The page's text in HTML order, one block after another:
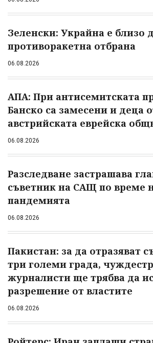
Зеленски: Украйна е близо
противоракетна отбрана
06.08.2026
АПА: При антисемитската
Банско са замесени и деца
австрийската еврейска
06.08.2026
Разследване застрашава
съветник на САЩ по време
пандемията
06.08.2026
Пакистан: за да отразяват
три големи града,
журналисти ще трябва да
разрешение от властите
06.08.2026